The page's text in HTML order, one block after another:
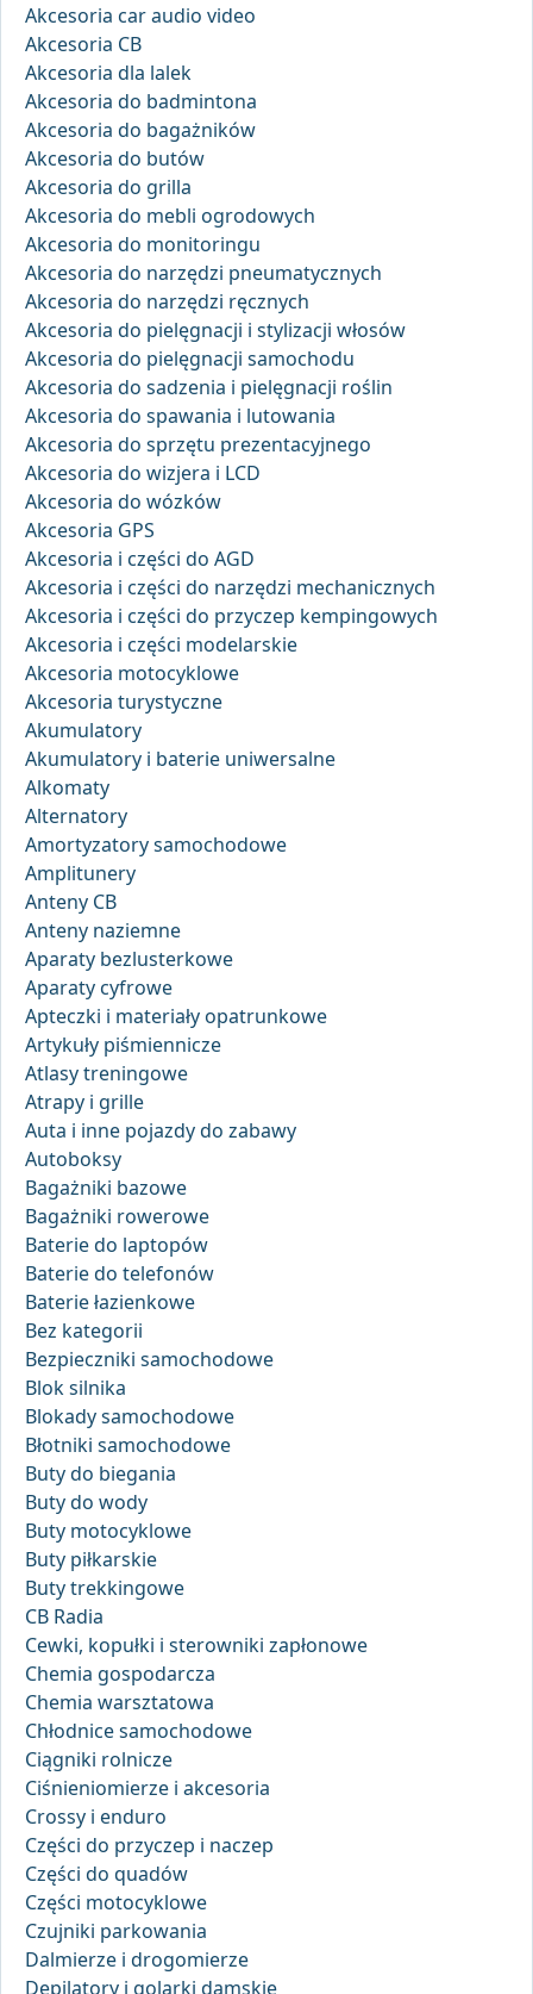
Akcesoria car audio video
Akcesoria CB
Akcesoria dla lalek
Akcesoria do badmintona
Akcesoria do bagażników
Akcesoria do butów
Akcesoria do grilla
Akcesoria do mebli ogrodowych
Akcesoria do monitoringu
Akcesoria do narzędzi pneumatycznych
Akcesoria do narzędzi ręcznych
Akcesoria do pielęgnacji i stylizacji włosów
Akcesoria do pielęgnacji samochodu
Akcesoria do sadzenia i pielęgnacji roślin
Akcesoria do spawania i lutowania
Akcesoria do sprzętu prezentacyjnego
Akcesoria do wizjera i LCD
Akcesoria do wózków
Akcesoria GPS
Akcesoria i części do AGD
Akcesoria i części do narzędzi mechanicznych
Akcesoria i części do przyczep kempingowych
Akcesoria i części modelarskie
Akcesoria motocyklowe
Akcesoria turystyczne
Akumulatory
Akumulatory i baterie uniwersalne
Alkomaty
Alternatory
Amortyzatory samochodowe
Amplitunery
Anteny CB
Anteny naziemne
Aparaty bezlusterkowe
Aparaty cyfrowe
Apteczki i materiały opatrunkowe
Artykuły piśmiennicze
Atlasy treningowe
Atrapy i grille
Auta i inne pojazdy do zabawy
Autoboksy
Bagażniki bazowe
Bagażniki rowerowe
Baterie do laptopów
Baterie do telefonów
Baterie łazienkowe
Bez kategorii
Bezpieczniki samochodowe
Blok silnika
Blokady samochodowe
Błotniki samochodowe
Buty do biegania
Buty do wody
Buty motocyklowe
Buty piłkarskie
Buty trekkingowe
CB Radia
Cewki, kopułki i sterowniki zapłonowe
Chemia gospodarcza
Chemia warsztatowa
Chłodnice samochodowe
Ciągniki rolnicze
Ciśnieniomierze i akcesoria
Crossy i enduro
Części do przyczep i naczep
Części do quadów
Części motocyklowe
Czujniki parkowania
Dalmierze i drogomierze
Depilatory i golarki damskie